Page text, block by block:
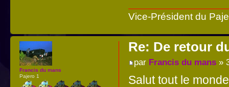
Vice-Président du
Re: De retour
par Francis du mans»
Salut tout le
Francis du mans
Pajero 1